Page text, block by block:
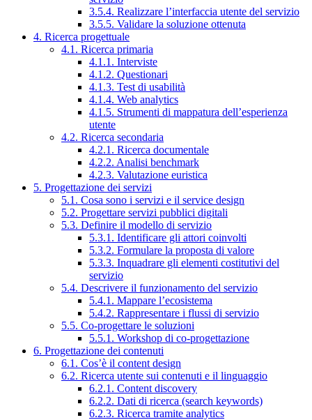
3.5.4. Realizzare l’interfaccia utente del servizio
3.5.5. Validare la soluzione ottenuta
4. Ricerca progettuale
4.1. Ricerca primaria
4.1.1. Interviste
4.1.2. Questionari
4.1.3. Test di usabilità
4.1.4. Web analytics
4.1.5. Strumenti di mappatura dell’esperienza
utente
4.2. Ricerca secondaria
4.2.1. Ricerca documentale
4.2.2. Analisi benchmark
4.2.3. Valutazione euristica
5. Progettazione dei servizi
5.1. Cosa sono i servizi e il service design
5.2. Progettare servizi pubblici digitali
5.3. Definire il modello di servizio
5.3.1. Identificare gli attori coinvolti
5.3.2. Formulare la proposta di valore
5.3.3. Inquadrare gli elementi costitutivi del
servizio
5.4. Descrivere il funzionamento del servizio
5.4.1. Mappare l’ecosistema
5.4.2. Rappresentare i flussi di servizio
5.5. Co-progettare le soluzioni
5.5.1. Workshop di co-progettazione
6. Progettazione dei contenuti
6.1. Cos’è il content design
6.2. Ricerca utente sui contenuti e il linguaggio
6.2.1. Content discovery
6.2.2. Dati di ricerca (search keywords)
6.2.3. Ricerca tramite analytics